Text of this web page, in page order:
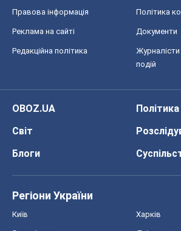
Правова інформація Політика
Реклама на сайті Документи
Редакційна політика
Журналісти
подій
OBOZ.UA
Політика
Світ
Блоги
Регіони України
Київ Харків